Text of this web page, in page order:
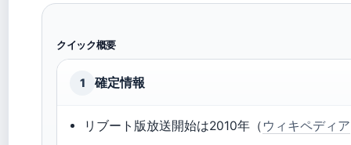
クイック概要
1 確定情報
リブート版放送開始は2010年（ ウィキペディア